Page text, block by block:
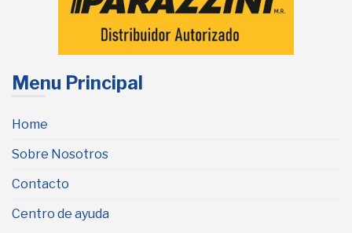
Menu Principal
Home
Sobre Nosotros
Contacto
Centro de ayuda